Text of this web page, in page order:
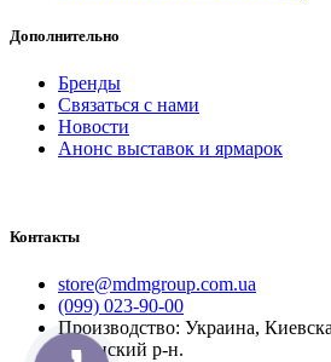
Дополнительно
Бренды
Связаться с нами
Новости
Анонс выставок и ярмарок
Контакты
store@mdmgroup.com.ua
(099) 023-90-00
Производство: Украина,
Бучанский р-н.